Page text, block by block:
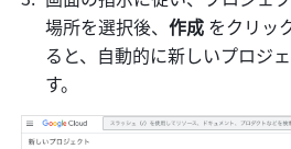
場所を選択後、作成 をクリッ
ると、自動的に新しいプロジ
す。